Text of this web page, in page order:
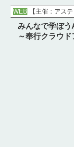
WEB 【 主催：アス
みんなで学ぼ
～奉行クラウ